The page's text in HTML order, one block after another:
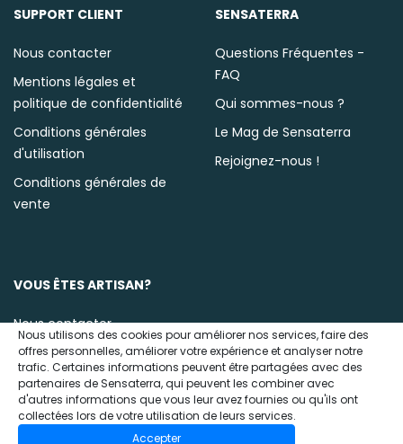
SUPPORT CLIENT
Nous contacter
Mentions légales et
politique de confidentialité
Conditions générales
d'utilisation
Conditions générales de
vente
SENSATERRA
Questions Fréquentes -
FAQ
Qui sommes-nous ?
Le Mag de Sensaterra
Rejoignez-nous !
VOUS ÊTES ARTISAN?
Nous contacter
Nous utilisons des cookies pour améliorer nos services, faire des
offres personnelles, améliorer votre expérience et analyser notre
trafic. Certaines informations peuvent être partagées avec des
partenaires de Sensaterra, qui peuvent les combiner avec
d'autres informations que vous leur avez fournies ou qu'ils ont
collectées lors de votre utilisation de leurs services.
Accepter